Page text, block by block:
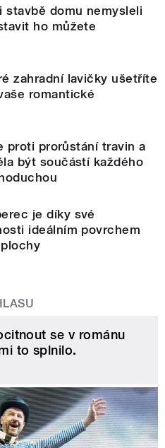
stavbě domu nemysleli
ho můžete
zahradní lavičky ušetříte
romantické
proti prorůstání travin a
být součástí každého
je díky své
ideálním povrchem
se v románu
to splnilo.